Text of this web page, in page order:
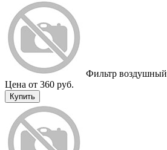
Фильтр воздушный
Цена от 360 руб.
Купить